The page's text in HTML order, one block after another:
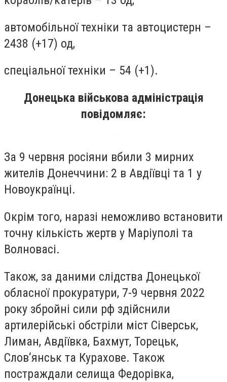
автомобільної техніки та автоцистерн –
2438 (+17) од,
спеціальної техніки – 54 (+1).
Донецька військова адміністрація
повідомляє:
За 9 червня росіяни вбили 3 мирних
жителів Донеччини: 2 в Авдіївці та 1 у
Новоукраїнці.
Окрім того, наразі неможливо встановити
точну кількість жертв у Маріуполі та
Волновасі.
Також, за даними слідства Донецької
обласної прокуратури, 7-9 червня 2022
року збройні сили рф здійснили
артилерійські обстріли міст Сіверськ,
Лиман, Авдіївка, Бахмут, Торецьк,
Слов‘янськ та Курахове. Також
постраждали селища Федорівка,